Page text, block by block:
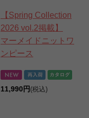
【Spring Collection
2026 vol.2掲載】
マーメイドニットワ
ンピース
11,990円 (税込)